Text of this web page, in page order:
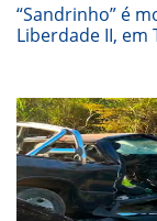
“Sandrinho” é
Liberdade II, em